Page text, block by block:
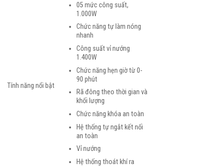
Tính năng nổi bật
05 mức công suất,
1.000W
Chức năng tự làm nóng
nhanh
Công suất vỉ nướng
1.400W
Chức năng hẹn giờ từ 0-
90 phút
Rã đông theo thời gian và
khối lượng
Chức năng khóa an toàn
Hệ thống tự ngắt kết nối
an toàn
Vỉ nướng
Hệ thống thoát khí ra